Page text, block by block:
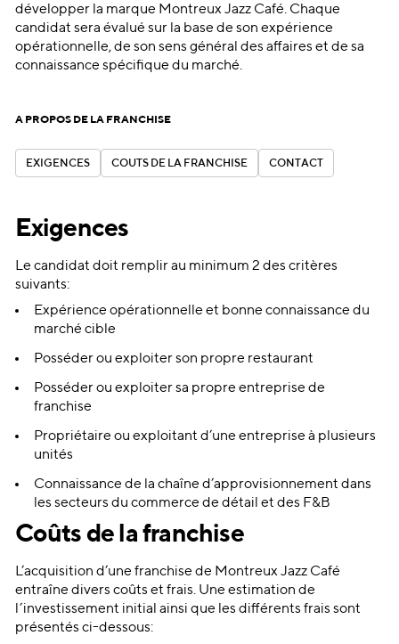
développer la marque Montreux Jazz Café. Chaque
candidat sera évalué sur la base de son expérience
opérationnelle, de son sens général des affaires et de sa
connaissance spécifique du marché.
A PROPOS DE LA FRANCHISE
EXI G EN CES
EXIGENCES
COÛT S DE LA F RAN CH SE
COÛTSDELAFRANCHISE
CON ACT
CONTACT
Exigences
Le candidat doit remplir au minimum 2 des critères
suivants:
Expérience opérationnelle et bonne connaissance du
marché cible
Posséder ou exploiter son propre restaurant
Posséder ou exploiter sa propre entreprise de
franchise
Propriétaire ou exploitant d’une entreprise à plusieurs
unités
Connaissance de la chaîne d’approvisionnement dans
les secteurs du commerce de détail et des F&B
Coûts de la franchise
L’acquisition d’une franchise de Montreux Jazz Café
entraîne divers coûts et frais. Une estimation de
l’investissement initial ainsi que les différents frais sont
présentés ci-dessous: